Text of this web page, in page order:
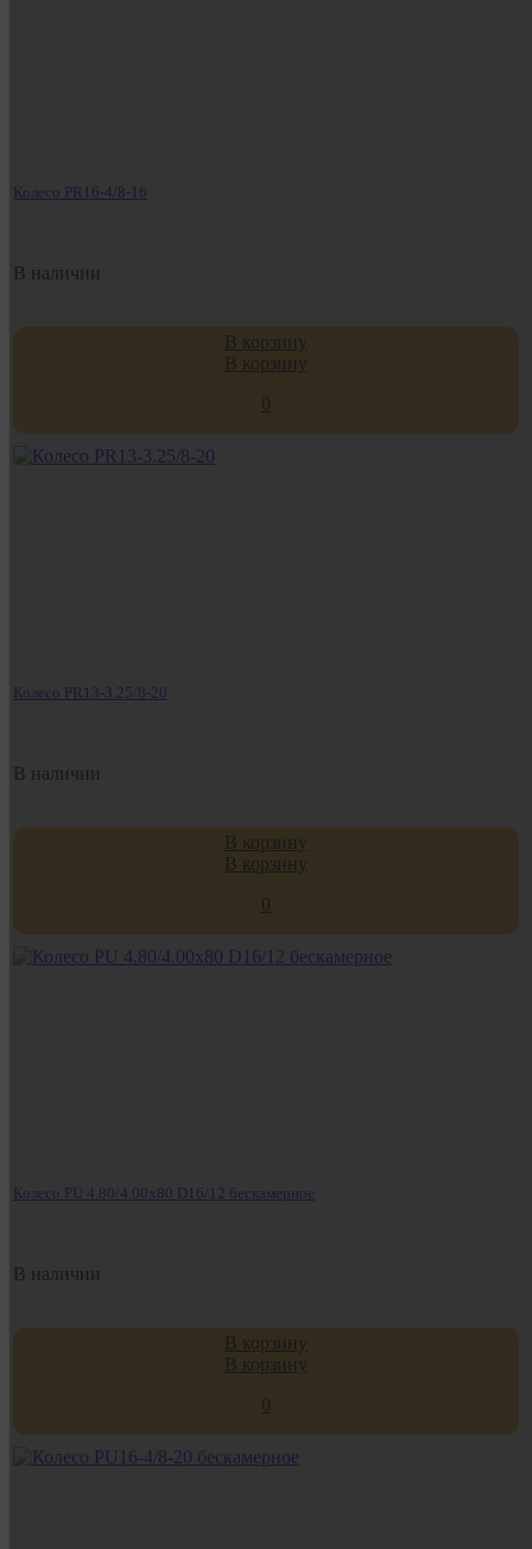
Колесо PR16-4/8-16
В наличии
В корзину
В корзину
0
Колесо PR13-3.25/8-20
В наличии
В корзину
В корзину
0
Колесо PU 4.80/4.00х80 D16/12 бескамерное
В наличии
В корзину
В корзину
0